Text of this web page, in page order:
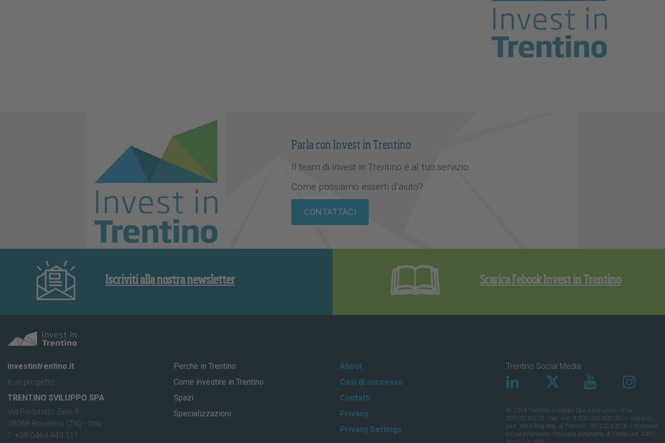
Parla con Invest in Trentino
Il team di Invest in Trentino è al tuo servizio.
Come possiamo esserti d’aiuto?
CONTATTACI
Iscriviti alla nostra newsletter Scarica l’ebook Invest in Trentino
investintrentino.it
è un progetto:
TRENTINO SVILUPPO SPA
Via Fortunato Zeni, 8
38068 Rovereto (TN) - Italy
T. +39 0464 443 111
Perchè in Trentino
Come investire in Trentino
Spazi
Specializzazioni
About
Casi di successo
Contatti
Privacy
Privacy Settings
Trentino Social Media
© 2014 Trentino Sviluppo Spa socio unico - P.iva
00123240228 - cap. soc. € 200.000.000,00 i.v. cod.fisc.,
part. IVA e Reg.Imp. di Trento n. 00123240228 – Direzione
e Coordinamento: Provincia autonoma di Trento (art. 2497